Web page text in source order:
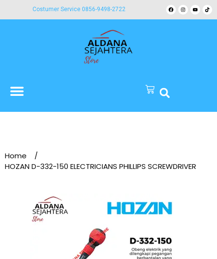
Costumer Service 0856-9498-2722
Home
/
HOZAN D-332-150 ELECTRICIANS PHILLIPS SCREWDRIVER